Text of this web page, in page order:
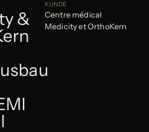
&
KUNDE
Centre médical
Medicity et OrthoKern